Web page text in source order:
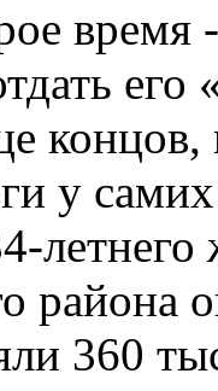
время
его
у
летнего
района
360